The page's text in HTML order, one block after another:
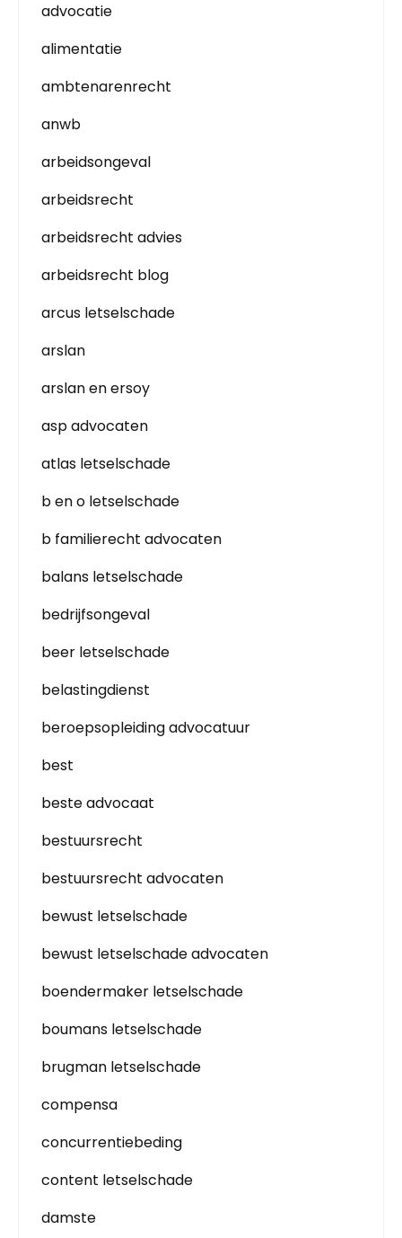
advocatie
alimentatie
ambtenarenrecht
anwb
arbeidsongeval
arbeidsrecht
arbeidsrecht advies
arbeidsrecht blog
arcus letselschade
arslan
arslan en ersoy
asp advocaten
atlas letselschade
b en o letselschade
b familierecht advocaten
balans letselschade
bedrijfsongeval
beer letselschade
belastingdienst
beroepsopleiding advocatuur
best
beste advocaat
bestuursrecht
bestuursrecht advocaten
bewust letselschade
bewust letselschade advocaten
boendermaker letselschade
boumans letselschade
brugman letselschade
compensa
concurrentiebeding
content letselschade
damste